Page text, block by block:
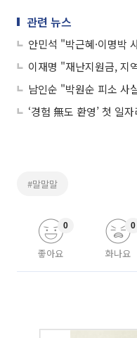
관련 뉴스
‘경험 無도 환영’ 첫 일
#말말말
좋아요
0
화나요
0